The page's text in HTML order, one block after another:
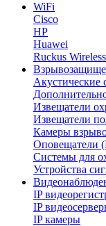
WiFi
Cisco
HP
Huawei
Ruckus Wireless
Акустические
Извещатели
Извещатели
Камеры
Оповещатели
Системы для
Устройства
IP
IP
IP камеры